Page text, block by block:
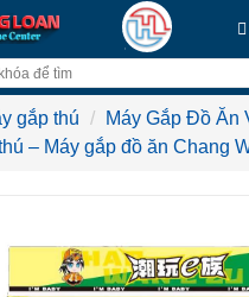
gắp thú
Máy Gắp Đồ Ăn
– Máy gắp đồ ăn Chang